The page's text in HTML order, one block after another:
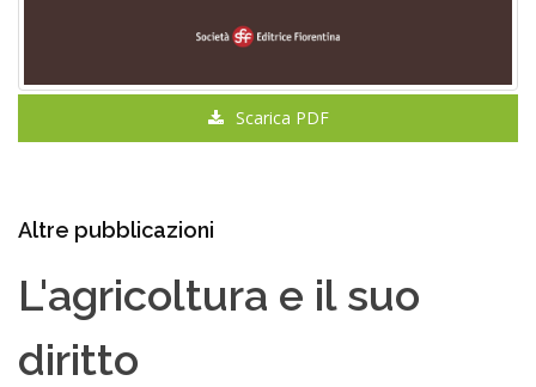
Scarica PDF
Altre pubblicazioni
L'agricoltura e il suo
diritto